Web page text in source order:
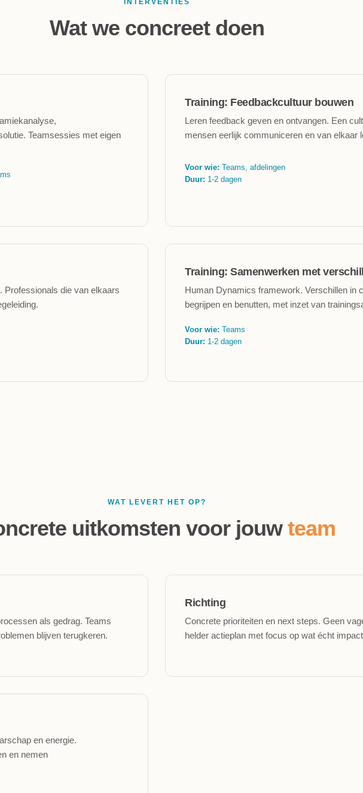
INTERVENTIES
Wat we concreet doen
Teamsessies met eigen
Training: Feedbackcultuur bouwen
Leren feedback geven en ontvangen. Een
mensen eerlijk communiceren en van elkaar
Voor wie: Teams, afdelingen
Duur: 1-2 dagen
Professionals die van elkaars
Training: Samenwerken met
Human Dynamics framework. Verschillen in
begrijpen en benutten, met inzet van
Voor wie: Teams
Duur: 1-2 dagen
WAT LEVERT HET OP?
uitkomsten voor jouwteam
als gedrag. Teams
blijven terugkeren.
Richting
Concrete prioriteiten en next steps. Geen
helder actieplan met focus op wat écht
en energie.
en nemen